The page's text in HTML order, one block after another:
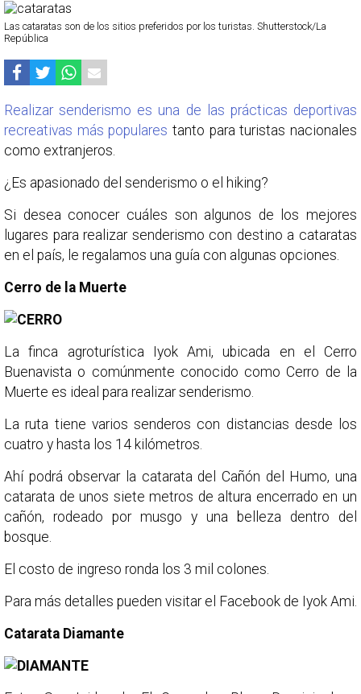
Las cataratas son de los sitios preferidos por los turistas. Shutterstock/La
República
Realizar senderismo es una de las prácticas deportivas
recreativas más populares tanto para turistas nacionales
como extranjeros.
¿Es apasionado del senderismo o el hiking?
Si desea conocer cuáles son algunos de los mejores
lugares para realizar senderismo con destino a cataratas
en el país, le regalamos una guía con algunas opciones.
Cerro de la Muerte
La finca agroturística Iyok Ami, ubicada en el Cerro
Buenavista o comúnmente conocido como Cerro de la
Muerte es ideal para realizar senderismo.
La ruta tiene varios senderos con distancias desde los
cuatro y hasta los 14 kilómetros.
Ahí podrá observar la catarata del Cañón del Humo, una
catarata de unos siete metros de altura encerrado en un
cañón, rodeado por musgo y una belleza dentro del
bosque.
El costo de ingreso ronda los 3 mil colones.
Para más detalles pueden visitar el Facebook de Iyok Ami.
Catarata Diamante